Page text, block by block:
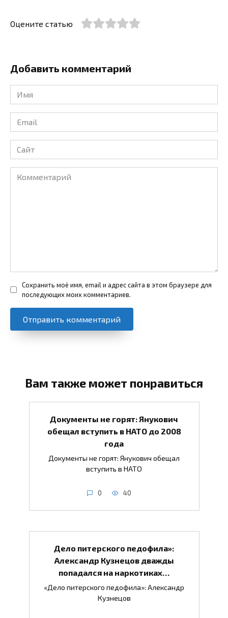
Оцените статью
Добавить комментарий
Имя
*
Email
*
Сайт
Комментарий
Сохранить моё имя, email и адрес сайта в этом браузере для
последующих моих комментариев.
Вам также может понравиться
Документы не горят: Янукович
обещал вступить в НАТО до 2008
года
Документы не горят: Янукович обещал
вступить в НАТО
0 40
Дело питерского педофила»:
Александр Кузнецов дважды
попадался на наркотиках…
«Дело питерского педофила»: Александр
Кузнецов